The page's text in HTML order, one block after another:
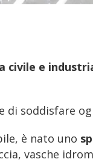
civile e
di soddisfare
è nato uno
vasche